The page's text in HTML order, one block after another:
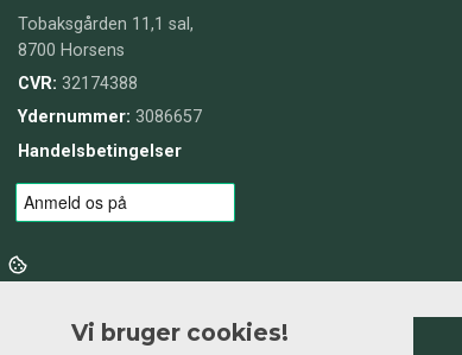
Tobaksgården 11,1 sal,
8700 Horsens
CVR: 32174388
Ydernummer: 3086657
Handelsbetingelser
Vi bruger cookies!